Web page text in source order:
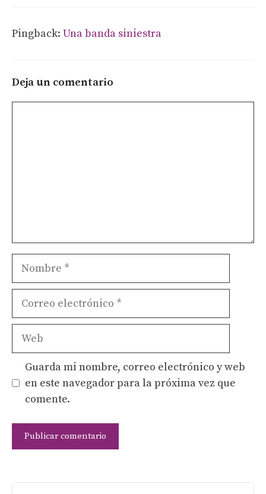
Pingback: Una banda siniestra
Deja un comentario
Nombre
Correo
Web
Guarda mi nombre, correo electrónico y web
en este navegador para la próxima vez que
comente.